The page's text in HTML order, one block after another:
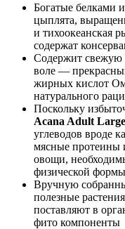
Богатые белками
цыплята,
и тихоокеанская
содержат
Содержит свежую
воле —
жирных кислот
натурального
Поскольку
Acana Adult
углеводов вроде
мясные протеины
овощи,
физической
Вручную
полезные
поставляют в
фито компоненты